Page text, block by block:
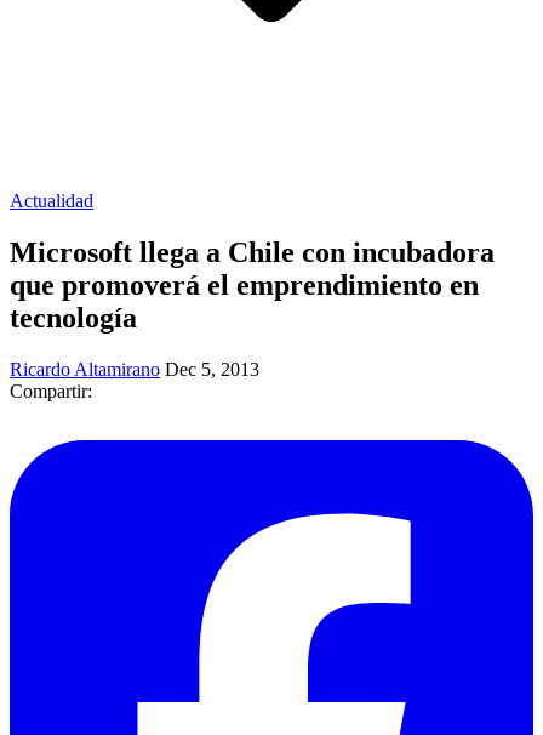
Actualidad
Microsoft llega a Chile con incubadora
que promoverá el emprendimiento en
tecnología
Ricardo Altamirano Dec 5, 2013
Compartir: